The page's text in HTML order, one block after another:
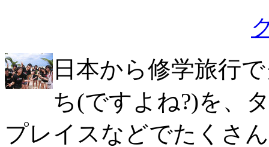
日本から修学旅行
ち(ですよね?)を、
プレイスなどでたくさ